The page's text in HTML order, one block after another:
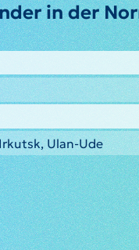
in der
Ulan-Ude